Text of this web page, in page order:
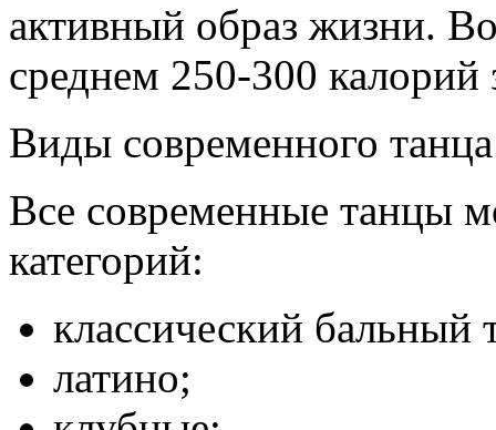
активный образ жизни.
среднем 250-300 калорий
Виды современного танца
Все современные танцы
категорий:
классический бальный
латино;